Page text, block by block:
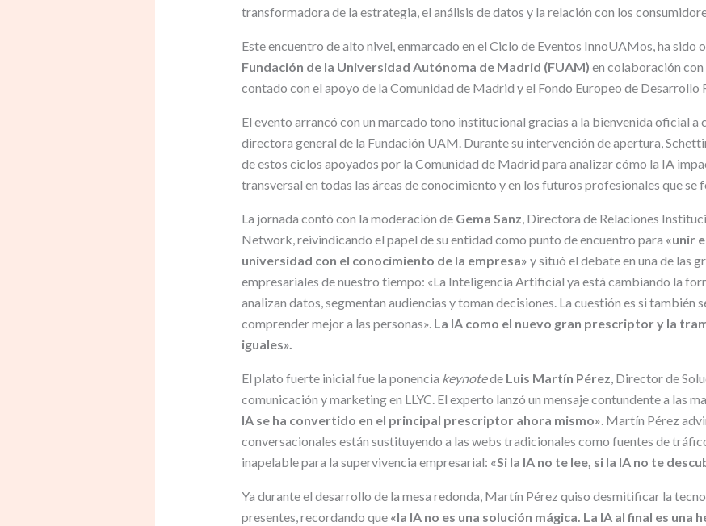
transformadora de la estrategia, el análisis de datos y la relación con los
Este encuentro de alto nivel, enmarcado en el Ciclo de Eventos InnoUAMos, ha sido
Fundación de la Universidad Autónoma de Madrid (FUAM) en colaboración con
contado con el apoyo de la Comunidad de Madrid y el Fondo Europeo de Desarrollo
El evento arrancó con un marcado tono institucional gracias a la bienvenida oficial a
directora general de la Fundación UAM. Durante su intervención de apertura,
de estos ciclos apoyados por la Comunidad de Madrid para analizar cómo la IA
transversal en todas las áreas de conocimiento y en los futuros profesionales que se
La jornada contó con la moderación de Gema Sanz, Directora de Relaciones
Network, reivindicando el papel de su entidad como punto de encuentro para «unir
universidad con el conocimiento de la empresa» y situó el debate en una de las
empresariales de nuestro tiempo: «La Inteligencia Artificial ya está cambiando la
analizan datos, segmentan audiencias y toman decisiones. La cuestión es si también
comprender mejor a las personas». La IA como el nuevo gran prescriptor y la
iguales».
El plato fuerte inicial fue la ponencia keynotede Luis Martín Pérez, Director de
comunicación y marketing en LLYC. El experto lanzó un mensaje contundente a las
IA se ha convertido en el principal prescriptor ahora mismo». Martín Pérez
conversacionales están sustituyendo a las webs tradicionales como fuentes de
inapelable para la supervivencia empresarial: «Si la IA no te lee, si la IA no te
Ya durante el desarrollo de la mesa redonda, Martín Pérez quiso desmitificar la
presentes, recordando que «la IA no es una solución mágica. La IA al final es una